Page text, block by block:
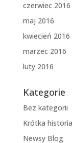
czerwiec 2016
maj 2016
kwiecień 2016
marzec 2016
luty 2016
Kategorie
Bez kategorii
Krótka
Newsy Blog